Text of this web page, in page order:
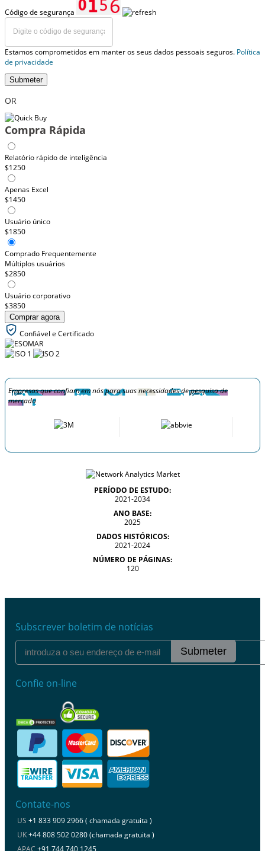
Código de segurança
Estamos comprometidos em manter os seus dados pessoais seguros. Política
de privacidade
Submeter
OR
Compra Rápida
Relatório rápido de inteligência
$1250
Apenas Excel
$1450
Usuário único
$1850
Comprado Frequentemente
Múltiplos usuários
$2850
Usuário corporativo
$3850
Comprar agora
Confiável e Certificado
Empresas que confiam em nós para suas necessidades de pesquisa de
mercado
PERÍODO DE ESTUDO:
2021-2034
ANO BASE:
2025
DADOS HISTÓRICOS:
2021-2024
NÚMERO DE PÁGINAS:
120
Subscrever boletim de notícias
Submeter
Confie on-line
Contate-nos
US +1 833 909 2966 ( chamada gratuita )
UK+44 808 502 0280 (chamada gratuita )
APAC +91 744 740 1245